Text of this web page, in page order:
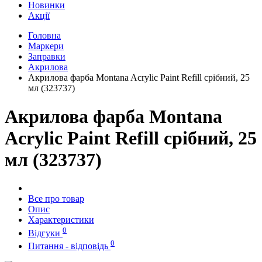
Новинки
Акції
Головна
Маркери
Заправки
Акрилова
Акрилова фарба Montana Acrylic Paint Refill срібний, 25
мл (323737)
Акрилова фарба Montana
Acrylic Paint Refill срібний, 25
мл (323737)
Все про товар
Опис
Характеристики
Відгуки 0
Питання - відповідь 0